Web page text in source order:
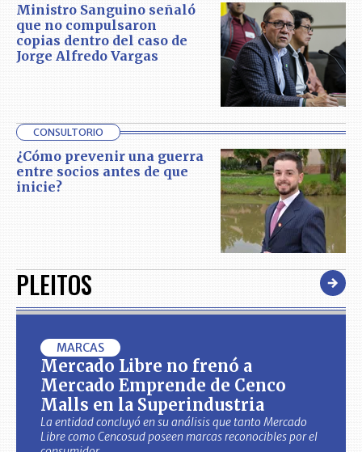
Ministro Sanguino señaló
que no compulsaron
copias dentro del caso de
Jorge Alfredo Vargas
CONSULTORIO
¿Cómo prevenir una guerra
entre socios antes de que
inicie?
PLEITOS
MARCAS
Mercado Libre no frenó a
Mercado Emprende de Cenco
Malls en la Superindustria
La entidad concluyó en su análisis que tanto Mercado
Libre como Cencosud poseen marcas reconocibles por el